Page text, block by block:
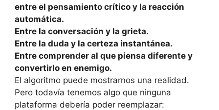
entre el pensamiento crítico y la reacción
automática.
Entre la conversación y la grieta.
Entre la duda y la certeza instantánea.
Entre comprender al que piensa diferente y
convertirlo en enemigo.
El algoritmo puede mostrarnos una realidad.
Pero todavía tenemos algo que ninguna
plataforma debería poder reemplazar: